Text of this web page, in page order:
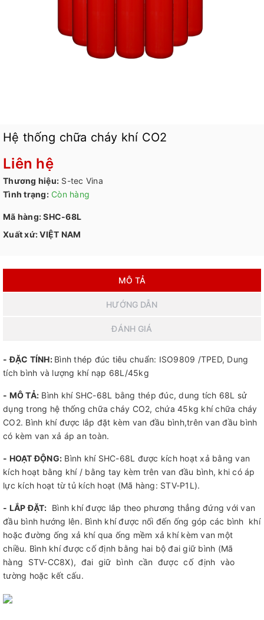
Hệ thống chữa cháy khí CO2
Liên hệ
Thương hiệu: S-tec Vina
Tình trạng: Còn hàng
Mã hàng: SHC-68L
Xuất xứ: VIỆT NAM
MÔ TẢ
HƯỚNG DẪN
ĐÁNH GIÁ
- ĐẶC TÍNH: Bình thép đúc tiêu chuẩn: ISO9809 /TPED, Dung
tích bình và lượng khí nạp 68L/45kg
- MÔ TẢ: Bình khí SHC-68L bằng thép đúc, dung tích 68L sử
dụng trong hệ thống chữa cháy CO2, chứa 45kg khí chữa cháy
CO2. Bình khí được lắp đặt kèm van đầu bình,trên van đầu bình
có kèm van xả áp an toàn.
- HOẠT ĐỘNG: Bình khí SHC-68L được kích hoạt xả bằng van
kích hoạt bằng khí / bằng tay kèm trên van đầu bình, khi có áp
lực kích hoạt từ tủ kích hoạt (Mã hàng: STV-P1L).
- LẮP ĐẶT: Bình khí được lắp theo phương thẳng đứng với van
đầu bình hướng lên. Bình khí được nối đến ống góp các bình khí
hoặc đường ống xả khí qua ống mềm xả khí kèm van một
chiều. Bình khí được cố định bằng hai bộ đai giữ bình (Mã
hàng STV-CC8X), đai giữ bình cần được cố định vào
tường hoặc kết cấu.